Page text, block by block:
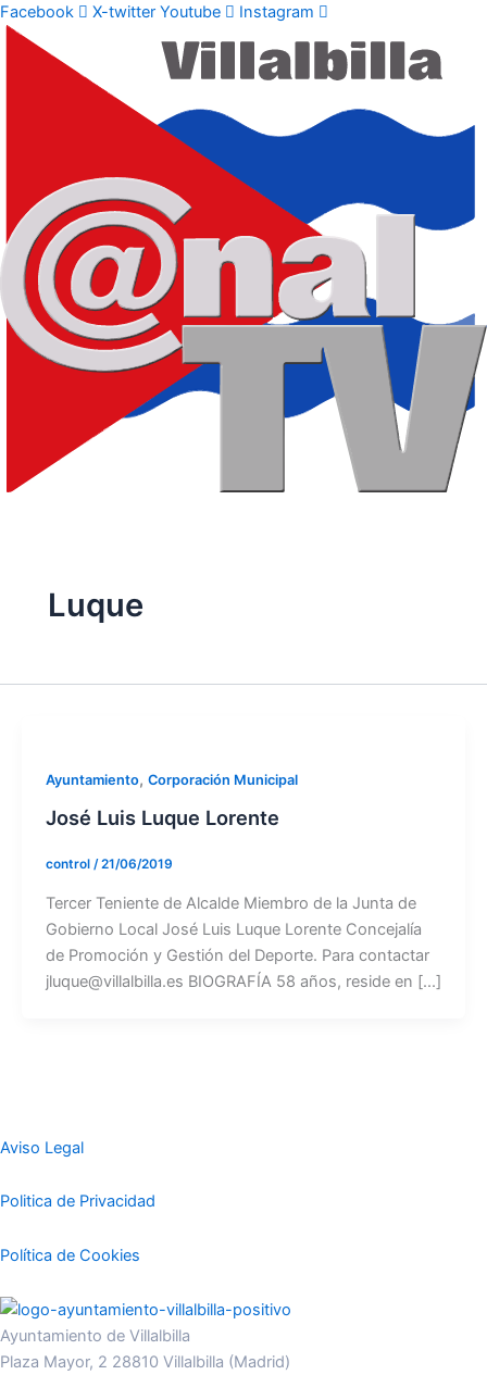
Facebook X-twitter Youtube Instagram
Luque
Ayuntamiento, Corporación Municipal
José Luis Luque Lorente
control /21/06/2019
Tercer Teniente de Alcalde Miembro de la Junta de
Gobierno Local José Luis Luque Lorente Concejalía
de Promoción y Gestión del Deporte. Para contactar
jluque@villalbilla.es BIOGRAFÍA 58 años, reside en [...]
Aviso Legal
Politica de Privacidad
Política de Cookies
Ayuntamiento de Villalbilla
Plaza Mayor, 2 28810 Villalbilla (Madrid)